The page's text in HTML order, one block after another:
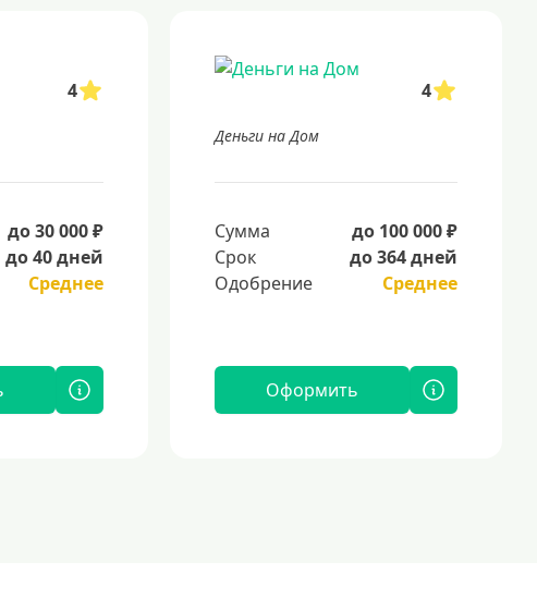
4
до 30 000 ₽
до 40 дней
Среднее
4
Деньги на Дом
Сумма
до 100 000 ₽
Срок
до 364 дней
Одобрение
Среднее
Оформить